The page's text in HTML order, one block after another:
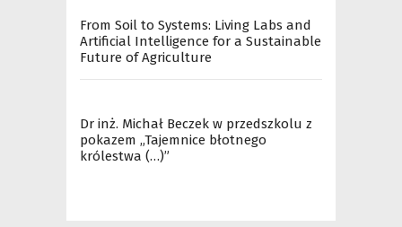
From Soil to Systems: Living Labs and
Artificial Intelligence for a Sustainable
Future of Agriculture
Dr inż. Michał Beczek w przedszkolu z
pokazem „Tajemnice błotnego
królestwa (…)”